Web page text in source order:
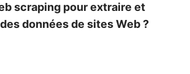
scraping pour extraire et
données de sites Web ?